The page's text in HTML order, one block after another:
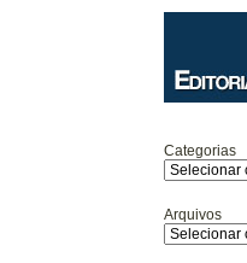
Categorias
Arquivos